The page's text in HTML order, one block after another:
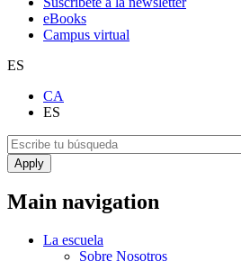
eBooks
Campus virtual
ES
CA
ES
Main navigation
La escuela
Sobre Nosotros